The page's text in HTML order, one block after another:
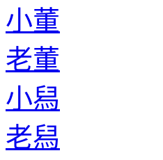
小董
老董
小舄
老舄